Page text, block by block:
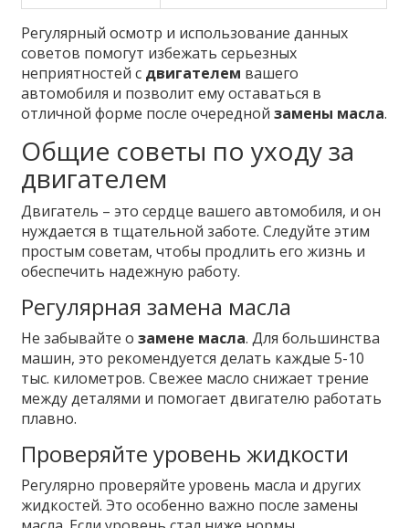
Регулярный осмотр и использование данных
советов помогут избежать серьезных
неприятностей с двигателем вашего
автомобиля и позволит ему оставаться в
отличной форме после очереднойзамены масла.
Общие советы по уходу за
двигателем
Двигатель – это сердце вашего автомобиля, и он
нуждается в тщательной заботе. Следуйте этим
простым советам, чтобы продлить его жизнь и
обеспечить надежную работу.
Регулярная замена масла
Не забывайте озамене масла. Для большинства
машин, это рекомендуется делать каждые 5-10
тыс. километров. Свежее масло снижает трение
между деталями и помогает двигателю работать
плавно.
Проверяйте уровень жидкости
Регулярно проверяйте уровень масла и других
жидкостей. Это особенно важно после замены